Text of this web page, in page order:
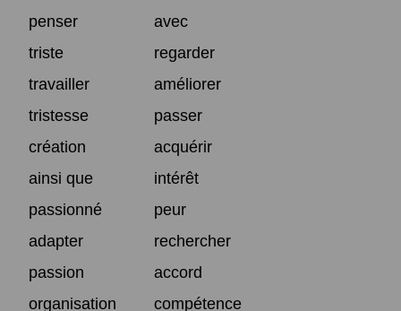
penser
avec
triste
regarder
travailler
améliorer
tristesse
passer
création
acquérir
ainsi que
intérêt
passionné
peur
adapter
rechercher
passion
accord
organisation
compétence